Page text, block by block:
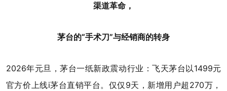
渠道革命，
茅台的“手术刀”与经销商的转身
2026年元旦，茅台一纸新政震动行业：飞天茅台以1499元
官方价上线i茅台直销平台。仅仅9天，新增用户超270万，